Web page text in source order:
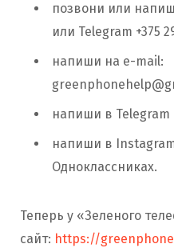
позвони или
или Telegram +375
напиши на e-mail:
напиши в
напиши в
Одноклассниках.
Теперь у «Зеленого
сайт: https://